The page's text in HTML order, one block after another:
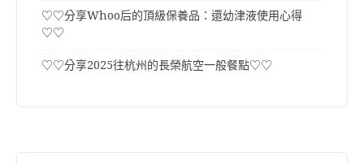
♡♡分享Whoo后的頂級保養品：還幼津液使用心得
♡♡
♡♡分享2025往杭州的長榮航空一般餐點♡♡